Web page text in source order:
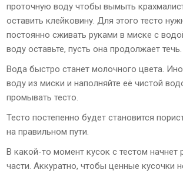
проточную воду чтобы вымыть
оставить клейковину. Для этого тесто
постоянно сживать руками в миске с
воду оставьте, пусть она продолжает течь.
Вода быстро станет молочного цвета.
воду из миски и наполняйте её чистой
промывать тесто.
Тесто постепенно будет становится
на правильном пути.
В какой-то момент кусок с тестом начнет
части. Аккуратно, чтобы ценные кусочки